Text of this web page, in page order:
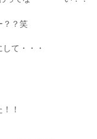
？？笑
て・・・
！